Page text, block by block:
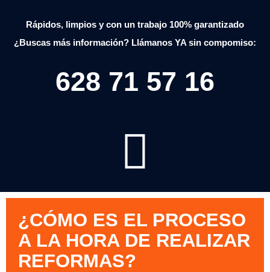
Rápidos, limpios y con un trabajo 100% garantizado
¿Buscas más información? Llámanos YA sin compomiso:
628 71 57 16
¿CÓMO ES EL PROCESO
A LA HORA DE REALIZAR
REFORMAS?